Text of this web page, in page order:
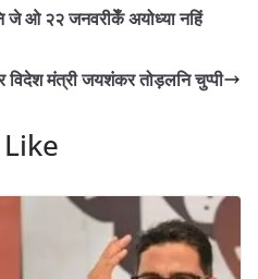
जे ओ २२ जनवरीकेँ अयोध्या नहिं
विदेश मंत्री जयशंकर तोड़लनि चुप्पी